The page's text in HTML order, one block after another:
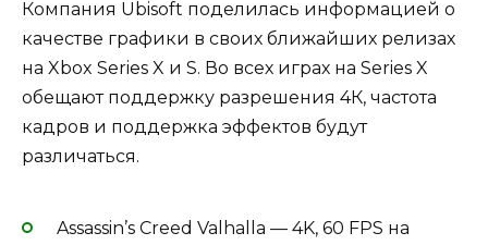
Компания Ubisoft поделилась информацией о
качестве графики в своих ближайших релизах
на Xbox Series X и S. Во всех играх на Series X
обещают поддержку разрешения 4К, частота
кадров и поддержка эффектов будут
различаться.
Assassin’s Creed Valhalla — 4K, 60 FPS на